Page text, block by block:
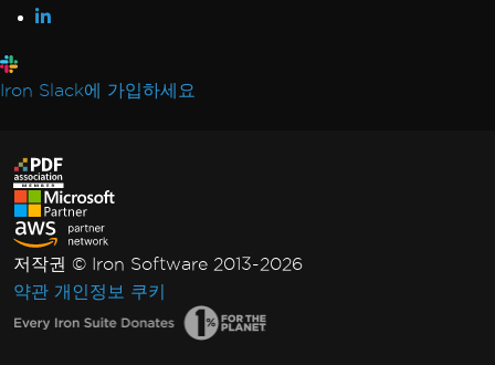
Iron Slack에 가입하세요
저작권 © Iron Software 2013-2026
약관 개인정보 쿠키